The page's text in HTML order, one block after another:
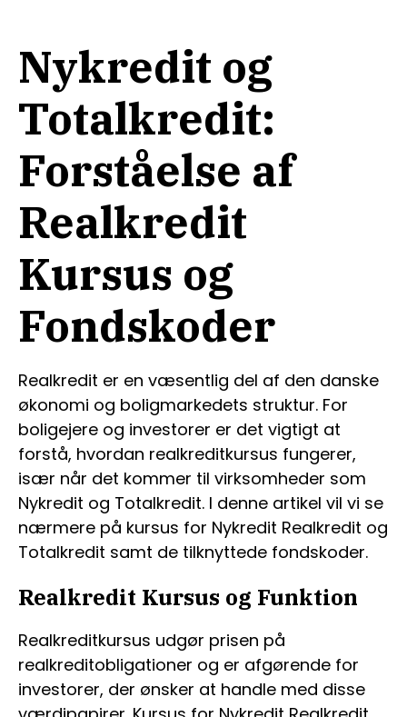
Nykredit og
Totalkredit:
Forståelse af
Realkredit
Kursus og
Fondskoder
Realkredit er en væsentlig del af den danske
økonomi og boligmarkedets struktur. For
boligejere og investorer er det vigtigt at
forstå, hvordan realkreditkursus fungerer,
især når det kommer til virksomheder som
Nykredit og Totalkredit. I denne artikel vil vi se
nærmere på kursus for Nykredit Realkredit og
Totalkredit samt de tilknyttede fondskoder.
Realkredit Kursus og Funktion
Realkreditkursus udgør prisen på
realkreditobligationer og er afgørende for
investorer, der ønsker at handle med disse